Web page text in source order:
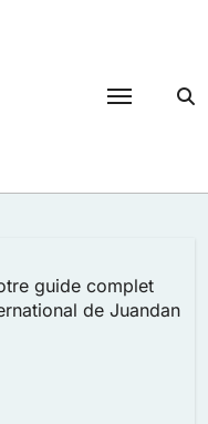
guide complet
de Juandan